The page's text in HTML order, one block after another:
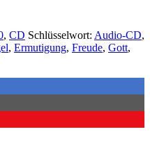
, CD Schlüsselwort: Audio-CD,
, Ermutigung, Freude, Gott,